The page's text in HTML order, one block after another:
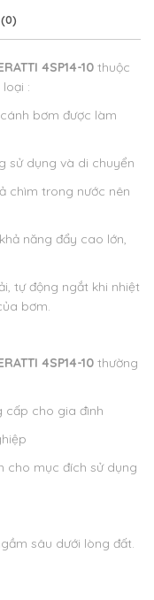
(0)
4SP14-10 thuộc
loại :
bơm được làm
sử dụng và di chuyển
chìm trong nước nên
năng đẩy cao lớn,
tự động ngắt khi nhiệt
bơm.
4SP14-10 thường
cấp cho gia đình
cho mục đích sử dụng
sâu dưới lòng đất.